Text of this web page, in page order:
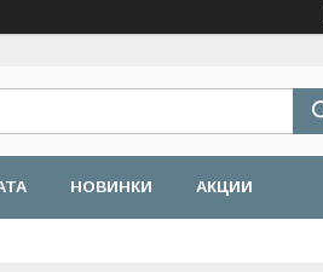
НОВИНКИ АКЦИИ